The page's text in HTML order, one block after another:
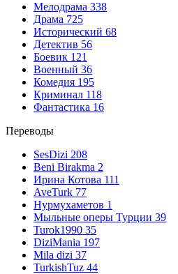
Мелодрама 338
Драма 725
Исторический 68
Детектив 56
Боевик 121
Военный 36
Комедия 195
Криминал 118
Фантастика 16
Переводы
SesDizi 208
Beni Birakma 2
Ирина Котова 111
AveTurk 77
Нурмухаметов 1
Мыльные оперы Турции 39
Turok1990 35
DiziMania 197
Mila dizi 37
TurkishTuz 44